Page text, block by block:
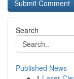
Search
Published News